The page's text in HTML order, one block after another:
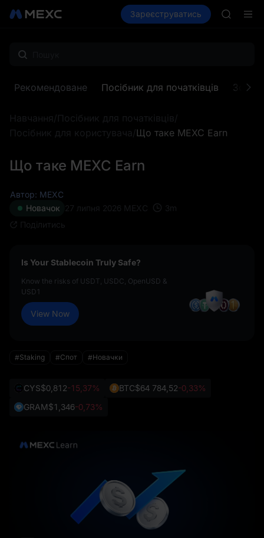
Купити криптовалюту Ринки Спот
Зареєструватись
SKYAI
Рекомендоване Посібник для початківців Зона
Навчання/Посібник для початківців/
Посібник для користувача/Що таке MEXC Earn
Що таке MEXC Earn
Автор: MEXC
Новачок
27 липня 2026 MEXC 3 m
Поділитись
Is Your Stablecoin Truly Safe?
Know the risks of USDT, USDC, OpenUSD &
USD1
View Now
#Staking #Спот #Новачки
CYS$0,812-15,37% BTC$64 784,52-0,33%
GRAM$1,346-0,73%